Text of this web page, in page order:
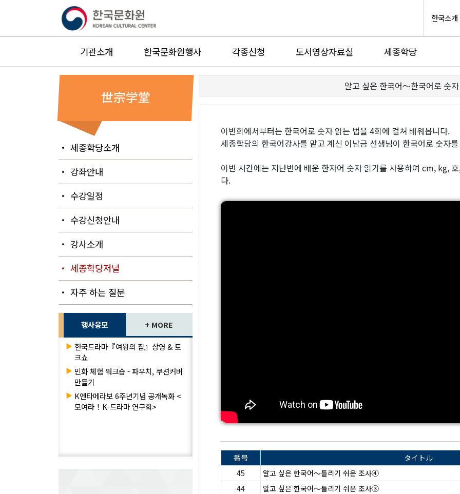
한국소개
기관소개 한국문화원행사 각종신청 도서영상자료실 세종학당
世宗学堂
・ 세종학당소개
・ 강좌안내
・ 수강일정
・ 수강신청안내
・ 강사소개
・ 세종학당저널
・ 자주 하는 질문
행사응모 + MORE
▶ 한국드라마『여왕의 집』상영 & 토
크쇼
▶ 민화 체험 워크숍 - 파우치, 쿠션커버
만들기
▶ K엔타메라보 6주년기념 공개녹화 <
모여라！K-드라마 연구회>
알고 싶은 한국어〜한국어로 숫
이번회에서부터는 한국어로 숫자 읽는 법을 4회에 걸쳐 배워봅니다.
세종학당의 한국어강사를 맡고 계신 이남금 선생님이 한국어로 숫자
이번 시간에는 지난번에 배운 한자어 숫자 읽기를 사용하여 cm, kg,
다.
番号
タイトル
45
알고 싶은 한국어〜틀리기 쉬운 조사④
44
알고 싶은 한국어〜틀리기 쉬운 조사③